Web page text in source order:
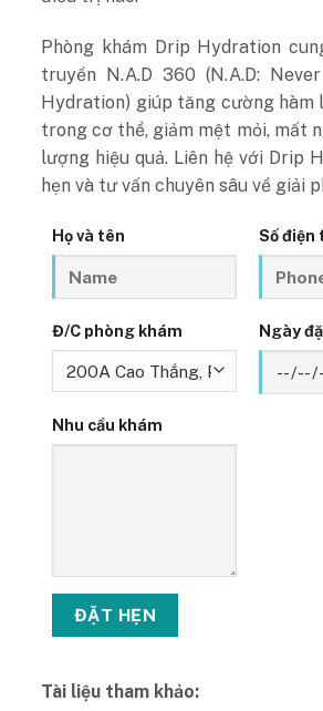
Phòng khám Drip Hydration
truyền N.A.D 360 (N.A.D:
Hydration) giúp tăng cường
trong cơ thể, giảm mệt mỏi, mất
lượng hiệu quả. Liên hệ với Drip
hẹn và tư vấn chuyên sâu về giải
Họ và tên Số điện
Đ/C phòng khám Ngày
Nhu cầu khám
Tài liệu tham khảo: